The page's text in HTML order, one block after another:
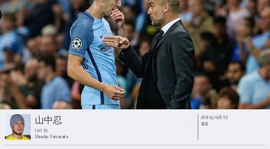
山中忍
text by
Shinobu Yamanaka
photograph by
AFLO